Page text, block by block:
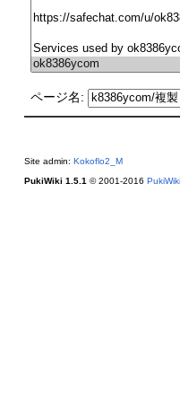
ページ名:
Site admin: Kokoflo2_M
PukiWiki 1.5.1 © 2001-2016